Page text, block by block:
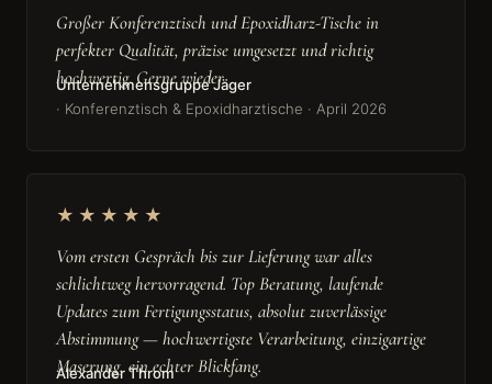
Großer Konferenztisch und Epoxidharz-Tische in
perfekter Qualität, präzise umgesetzt und richtig
hochwertig. Gerne wieder.
Unternehmensgruppe Jäger
· Konferenztisch & Epoxidharztische · April 2026
★★★★★
Vom ersten Gespräch bis zur Lieferung war alles
schlichtweg hervorragend. Top Beratung, laufende
Updates zum Fertigungsstatus, absolut zuverlässige
Abstimmung — hochwertigste Verarbeitung, einzigartige
Maserung, ein echter Blickfang.
Alexander Throm